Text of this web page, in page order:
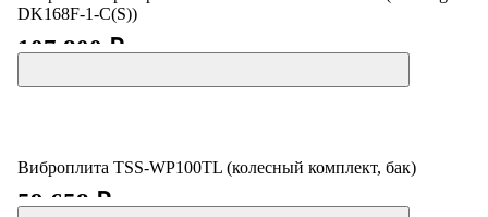
DK168F-1-C(S))
107 800 ₽
Виброплита TSS-WP100TL (колесный комплект, бак)
59 658 ₽